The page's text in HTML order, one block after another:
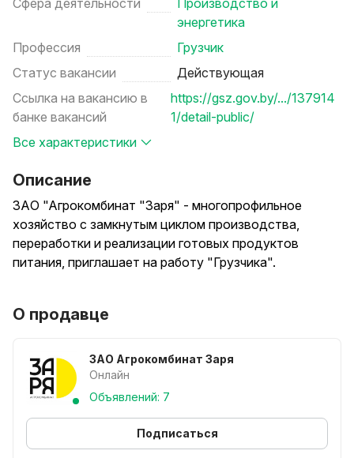
Сфера деятельности
Производство и
энергетика
Профессия
Грузчик
Статус вакансии
Действующая
Ссылка на вакансию в
банке вакансий
https://gsz.gov.by/.../137914
1/detail-public/
Все характеристики
Описание
ЗАО "Агрокомбинат "Заря" - многопрофильное
хозяйство с замкнутым циклом производства,
переработки и реализации готовых продуктов
питания, приглашает на работу "Грузчика".
-Погрузка и выгрузка товара.
-Осмотр, проверка качества товара к отгрузке.
-Обеспечение сохранности ТМЦ.
-Поддержка чистоты и порядка на рабочем месте.
-Соблюдение техники безопасности при выполнении
О продавце
ЗАО Агрокомбинат Заря
Онлайн
Объявлений: 7
Подписаться